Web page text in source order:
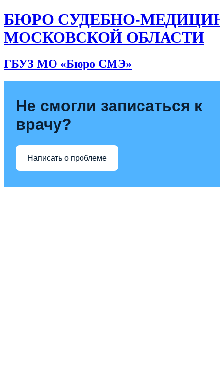
БЮРО СУДЕБНО-
МОСКОВСКОЙ ОБЛАСТИ
ГБУЗ МО «Бюро СМЭ»
Не смогли записаться к
врачу?
Написать о проблеме